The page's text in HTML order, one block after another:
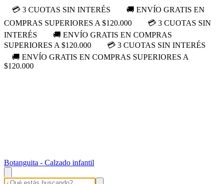
💳 3 CUOTAS SIN INTERÉS
🚚 ENVÍO GRATIS EN
COMPRAS SUPERIORES A $120.000
💳 3 CUOTAS SIN
INTERÉS
🚚 ENVÍO GRATIS EN COMPRAS
SUPERIORES A $120.000
💳 3 CUOTAS SIN INTERÉS
🚚 ENVÍO GRATIS EN COMPRAS SUPERIORES A
$120.000
Botanguita - Calzado infantil